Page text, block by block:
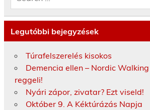
Legutóbbi bejegyzések
Túrafelszerelés kisokos
Demencia ellen – Nordic
reggeli!
Nyári zápor, zivatar? Ezt viseld!
Október 9. A Kéktúrázás Napja